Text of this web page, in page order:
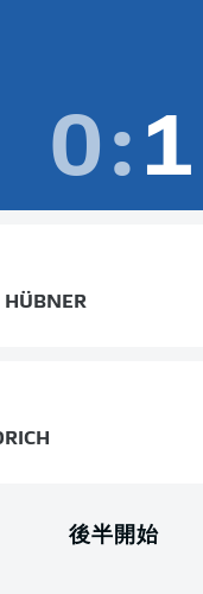
0:1
HÜBNER
後半開始